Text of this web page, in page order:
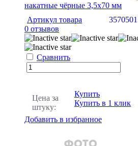
накатные чёрные 3,5х70 мм
Артикул товара
3570501
0 отзывов
Сравнить
Цена за
штуку:
Купить
Купить в 1 клик
Добавить в избранное